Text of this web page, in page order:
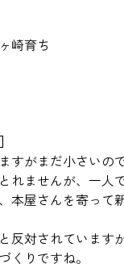
崎育ち
すがまだ小さいの
れませんが、一人
本屋さんを寄っ
反対されています
くりですね。